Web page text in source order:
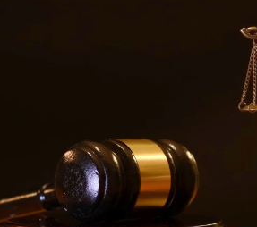
en prisión, multas y un registro
involucran posesión, distribución,
en todo el sur de Texas, incluyendo